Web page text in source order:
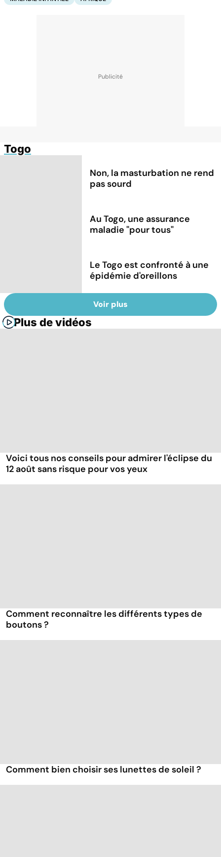
Togo
Non, la masturbation ne rend
pas sourd
Au Togo, une assurance
maladie "pour tous"
Le Togo est confronté à une
épidémie d'oreillons
Voir plus
Plus de vidéos
Voici tous nos conseils pour admirer l'éclipse du
12 août sans risque pour vos yeux
Comment reconnaître les différents types de
boutons ?
Comment bien choisir ses lunettes de soleil ?